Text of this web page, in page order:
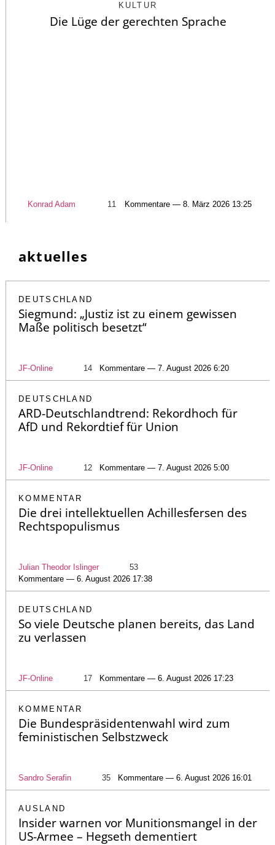
KULTUR
Die Lüge der gerechten Sprache
Konrad Adam 11 Kommentare — 8. März 2026 13:25
aktuelles
DEUTSCHLAND
Siegmund: „Justiz ist zu einem gewissen
Maße politisch besetzt“
JF-Online 14 Kommentare — 7. August 2026 6:20
DEUTSCHLAND
ARD-Deutschlandtrend: Rekordhoch für
AfD und Rekordtief für Union
JF-Online 12 Kommentare — 7. August 2026 5:00
KOMMENTAR
Die drei intellektuellen Achillesfersen des
Rechtspopulismus
Julian Theodor Islinger
53
Kommentare — 6. August 2026 17:38
DEUTSCHLAND
So viele Deutsche planen bereits, das Land
zu verlassen
JF-Online 17 Kommentare — 6. August 2026 17:23
KOMMENTAR
Die Bundespräsidentenwahl wird zum
feministischen Selbstzweck
Sandro Serafin 35 Kommentare — 6. August 2026 16:01
AUSLAND
Insider warnen vor Munitionsmangel in der
US-Armee – Hegseth dementiert